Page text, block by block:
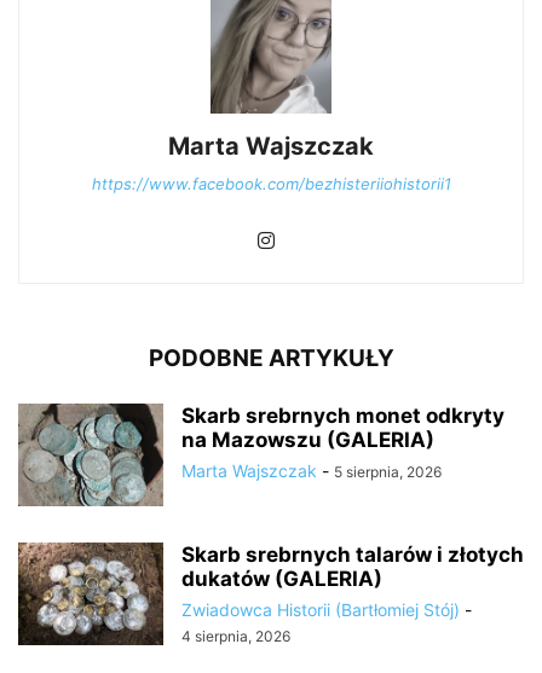
Marta Wajszczak
https://www.facebook.com/bezhisteriiohistorii1
PODOBNE ARTYKUŁY
Skarb srebrnych monet odkryty
na Mazowszu (GALERIA)
Marta Wajszczak - 5 sierpnia, 2026
Skarb srebrnych talarów i złotych
dukatów (GALERIA)
Zwiadowca Historii (Bartłomiej Stój) -
4 sierpnia, 2026